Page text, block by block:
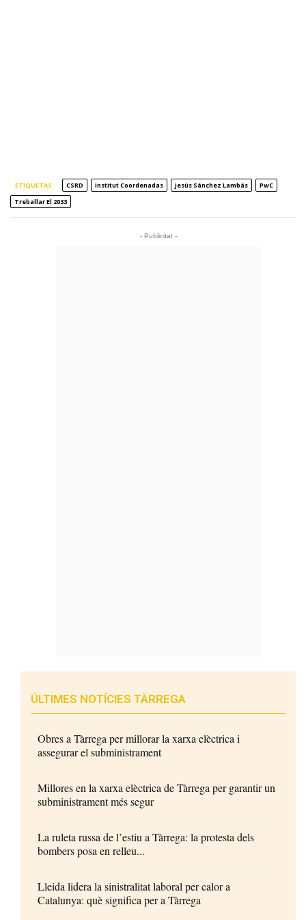
ETIQUETAS CSRD Institut Coordenadas Jesús Sánchez Lambás
PwC
Treballar El 2033
- Publicitat -
ÚLTIMES NOTÍCIES TÀRREGA
Obres a Tàrrega per millorar la xarxa elèctrica i
assegurar el subministrament
Millores en la xarxa elèctrica de Tàrrega per garantir un
subministrament més segur
La ruleta russa de l’estiu a Tàrrega: la protesta dels
bombers posa en relleu...
Lleida lidera la sinistralitat laboral per calor a
Catalunya: què significa per a Tàrrega